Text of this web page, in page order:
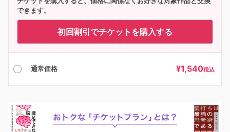
できます。
初回割引でチケットを購入する
通常価格 ¥1,540税込